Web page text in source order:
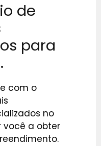
de
para
com o
no
você a obter